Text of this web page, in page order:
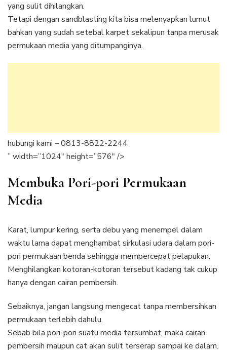
yang sulit dihilangkan.
Tetapi dengan sandblasting kita bisa melenyapkan lumut
bahkan yang sudah setebal karpet sekalipun tanpa merusak
permukaan media yang ditumpanginya.
hubungi kami – 0813-8822-2244
” width=”1024″ height=”576″ />
Membuka Pori-pori Permukaan
Media
Karat, lumpur kering, serta debu yang menempel dalam
waktu lama dapat menghambat sirkulasi udara dalam pori-
pori permukaan benda sehingga mempercepat pelapukan.
Menghilangkan kotoran-kotoran tersebut kadang tak cukup
hanya dengan cairan pembersih.
Sebaiknya, jangan langsung mengecat tanpa membersihkan
permukaan terlebih dahulu.
Sebab bila pori-pori suatu media tersumbat, maka cairan
pembersih maupun cat akan sulit terserap sampai ke dalam.